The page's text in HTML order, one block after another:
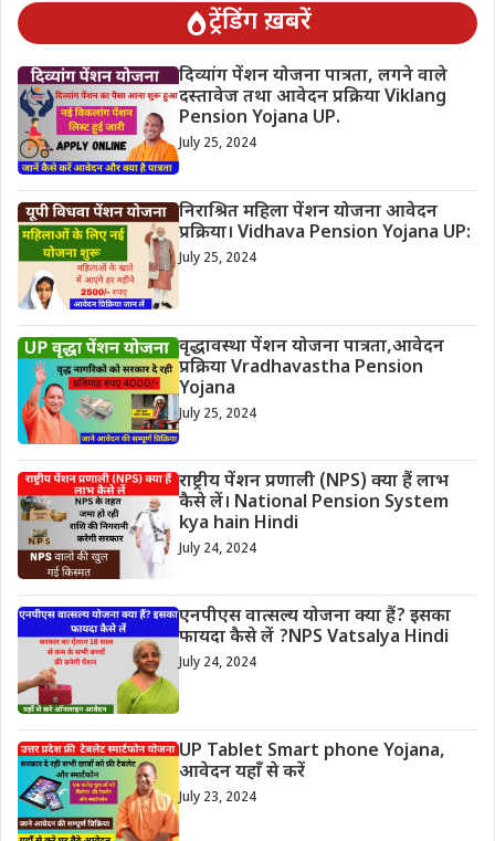
ट्रेंडिंग ख़बरें
दिव्यांग पेंशन योजना पात्रता, लगने वाले
दस्तावेज तथा आवेदन प्रक्रिया Viklang
Pension Yojana UP.
July 25, 2024
निराश्रित महिला पेंशन योजना आवेदन
प्रक्रिया। Vidhava Pension Yojana UP:
July 25, 2024
वृद्धावस्था पेंशन योजना पात्रता,आवेदन
प्रक्रिया Vradhavastha Pension
Yojana
July 25, 2024
राष्ट्रीय पेंशन प्रणाली (NPS) क्या हैं लाभ
कैसे लें। National Pension System
kya hain Hindi
July 24, 2024
एनपीएस वात्सल्य योजना क्या हैं? इसका
फायदा कैसे लें ?NPS Vatsalya Hindi
July 24, 2024
UP Tablet Smart phone Yojana,
आवेदन यहाँ से करें
July 23, 2024